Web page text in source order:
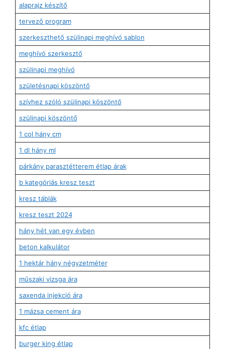
alaprajz készítő
tervező program
szerkeszthető szülinapi meghívó sablon
meghívó szerkesztő
szülinapi meghívó
születésnapi köszöntő
szívhez szóló szülinapi köszöntő
szülinapi köszöntő
1 col hány cm
1 dl hány ml
párkány parasztétterem étlap árak
b kategóriás kresz teszt
kresz táblák
kresz teszt 2024
hány hét van egy évben
beton kalkulátor
1 hektár hány négyzetméter
műszaki vizsga ára
saxenda injekció ára
1 mázsa cement ára
kfc étlap
burger king étlap